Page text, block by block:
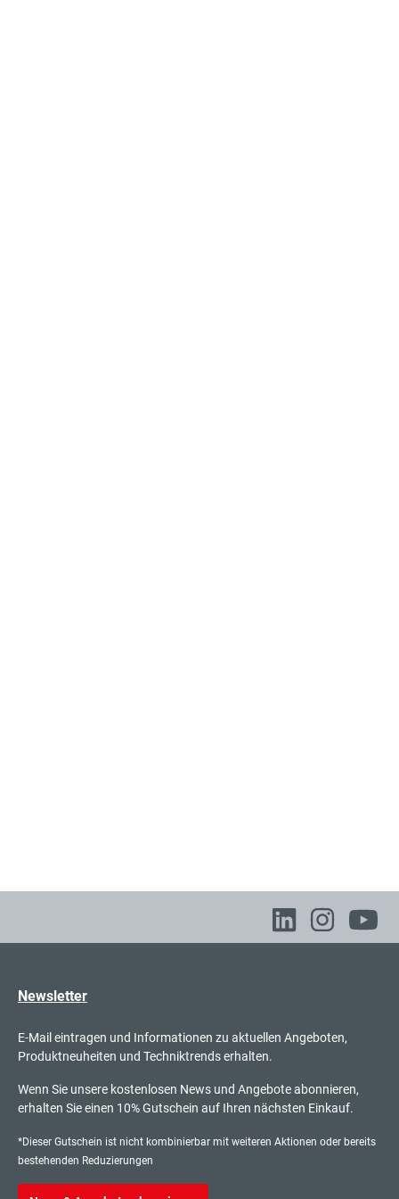
Newsletter
E-Mail eintragen und Informationen zu aktuellen Angeboten,
Produktneuheiten und Techniktrends erhalten.
Wenn Sie unsere kostenlosen News und Angebote abonnieren,
erhalten Sie einen 10% Gutschein auf Ihren nächsten Einkauf.
*Dieser Gutschein ist nicht kombinierbar mit weiteren Aktionen oder bereits
bestehenden Reduzierungen